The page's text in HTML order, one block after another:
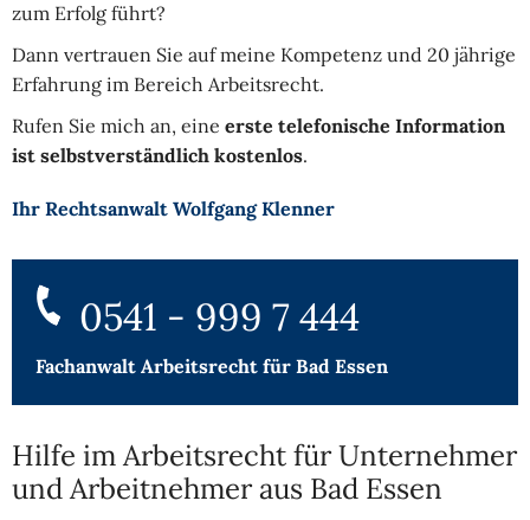
zum Erfolg führt?
Dann vertrauen Sie auf meine Kompetenz und 20 jährige
Erfahrung im Bereich Arbeitsrecht.
Rufen Sie mich an, eine erste telefonische Information
ist selbstverständlich kostenlos.
Ihr Rechtsanwalt Wolfgang Klenner
0541 - 999 7 444
Fachanwalt Arbeitsrecht für Bad Essen
Hilfe im Arbeitsrecht für Unternehmer
und Arbeitnehmer aus Bad Essen